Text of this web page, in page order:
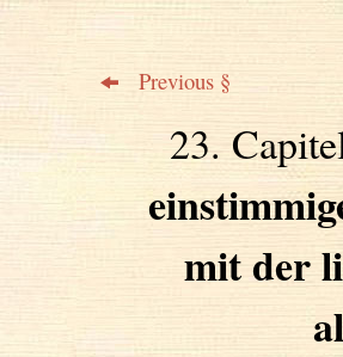
Previous §
23.
mit der